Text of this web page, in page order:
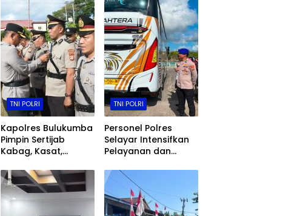
TNI POLRI
Kapolres Bulukumba
Pimpin Sertijab
Kabag, Kasat,
dan Pelantikan Kasi
Humas
TNI POLRI
Personel Polres
Selayar Intensifkan
Pelayanan dan
Jalan, Kawasan
Aktivitas
Masyarakat, hingga
Pelabuhan